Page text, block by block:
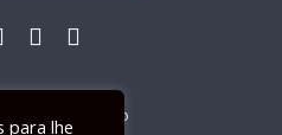
Electrónico
para lhe